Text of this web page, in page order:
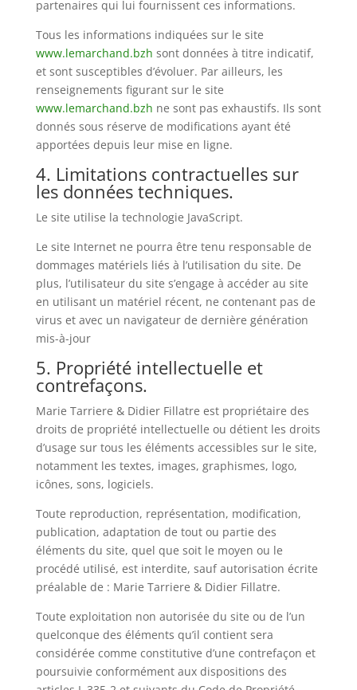
partenaires qui lui fournissent ces informations.
Tous les informations indiquées sur le site
www.lemarchand.bzh sont données à titre indicatif,
et sont susceptibles d’évoluer. Par ailleurs, les
renseignements figurant sur le site
www.lemarchand.bzh ne sont pas exhaustifs. Ils sont
donnés sous réserve de modifications ayant été
apportées depuis leur mise en ligne.
4. Limitations contractuelles sur
les données techniques.
Le site utilise la technologie JavaScript.
Le site Internet ne pourra être tenu responsable de
dommages matériels liés à l’utilisation du site. De
plus, l’utilisateur du site s’engage à accéder au site
en utilisant un matériel récent, ne contenant pas de
virus et avec un navigateur de dernière génération
mis-à-jour
5. Propriété intellectuelle et
contrefaçons.
Marie Tarriere & Didier Fillatre est propriétaire des
droits de propriété intellectuelle ou détient les droits
d’usage sur tous les éléments accessibles sur le site,
notamment les textes, images, graphismes, logo,
icônes, sons, logiciels.
Toute reproduction, représentation, modification,
publication, adaptation de tout ou partie des
éléments du site, quel que soit le moyen ou le
procédé utilisé, est interdite, sauf autorisation écrite
préalable de : Marie Tarriere & Didier Fillatre.
Toute exploitation non autorisée du site ou de l’un
quelconque des éléments qu’il contient sera
considérée comme constitutive d’une contrefaçon et
poursuivie conformément aux dispositions des